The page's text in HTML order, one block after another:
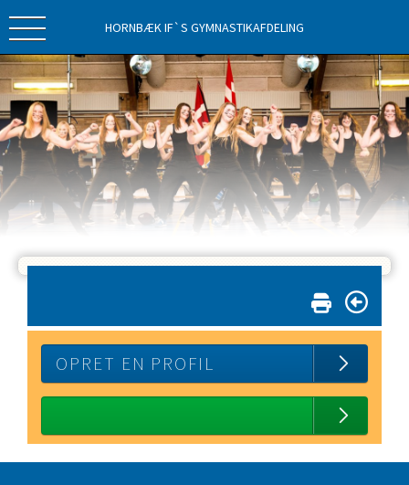
HORNBÆK IF`S GYMNASTIKAFDELING
OPRET EN PROFIL